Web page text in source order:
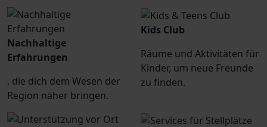
Nachhaltige
Erfahrungen
, die dich dem Wesen der
Region näher bringen.
Kids Club
Räume und Aktivitäten für
Kinder, um neue Freunde
zu finden.